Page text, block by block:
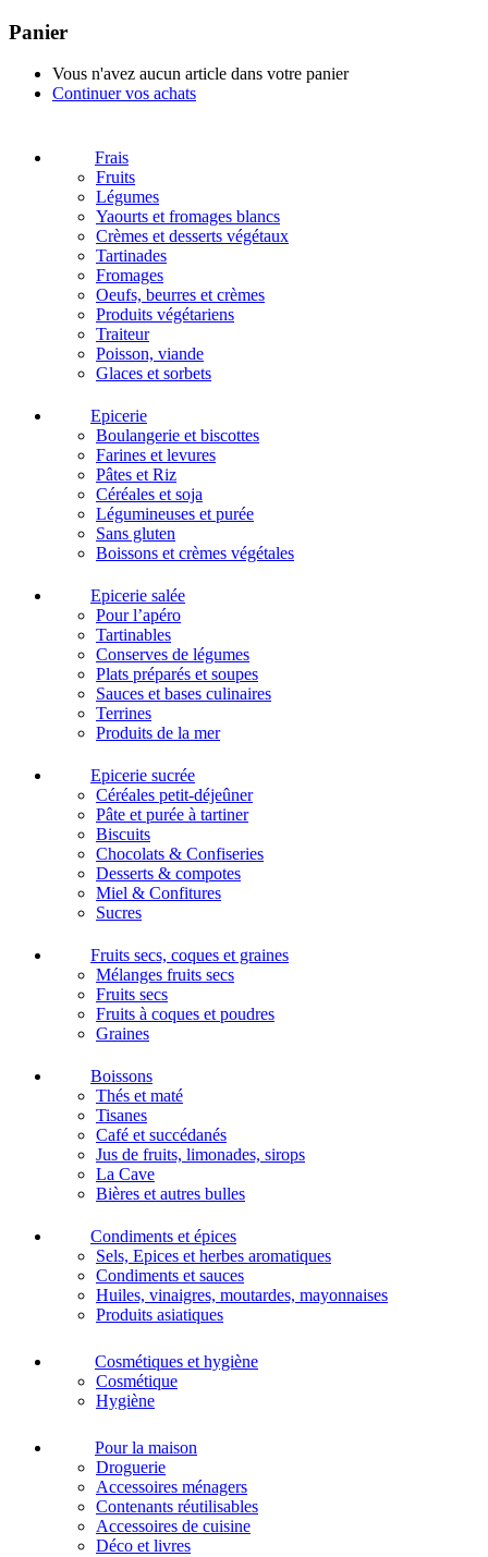
Panier
Vous n'avez aucun article dans votre panier
Continuer vos achats
Frais
Fruits
Légumes
Yaourts et fromages blancs
Crèmes et desserts végétaux
Tartinades
Fromages
Oeufs, beurres et crèmes
Produits végétariens
Traiteur
Poisson, viande
Glaces et sorbets
Epicerie
Boulangerie et biscottes
Farines et levures
Pâtes et Riz
Céréales et soja
Légumineuses et purée
Sans gluten
Boissons et crèmes végétales
Epicerie salée
Pour l’apéro
Tartinables
Conserves de légumes
Plats préparés et soupes
Sauces et bases culinaires
Terrines
Produits de la mer
Epicerie sucrée
Céréales petit-déjeûner
Pâte et purée à tartiner
Biscuits
Chocolats & Confiseries
Desserts & compotes
Miel & Confitures
Sucres
Fruits secs, coques et graines
Mélanges fruits secs
Fruits secs
Fruits à coques et poudres
Graines
Boissons
Thés et maté
Tisanes
Café et succédanés
Jus de fruits, limonades, sirops
La Cave
Bières et autres bulles
Condiments et épices
Sels, Epices et herbes aromatiques
Condiments et sauces
Huiles, vinaigres, moutardes, mayonnaises
Produits asiatiques
Cosmétiques et hygiène
Cosmétique
Hygiène
Pour la maison
Droguerie
Accessoires ménagers
Contenants réutilisables
Accessoires de cuisine
Déco et livres